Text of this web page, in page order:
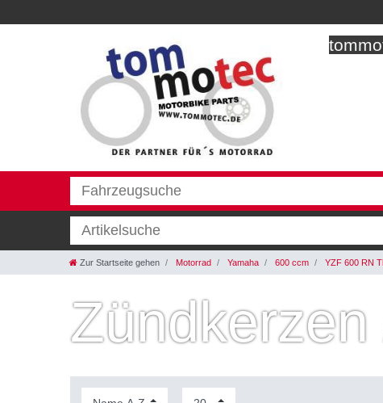
Zur Startseite gehen Motorrad Yamaha 600 ccm YZF 600 RN